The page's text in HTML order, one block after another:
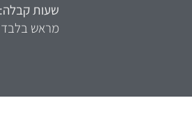
שעות קבלה:
מראש בלבד